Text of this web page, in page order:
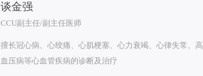
谈金强
CCU副主任/副主任医师
擅长冠心病、心绞痛、心肌梗塞、心力衰竭、心律失常、高
血压病等心血管疾病的诊断及治疗